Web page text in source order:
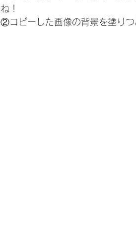
ね！
②コピーした画像の背景を塗りつ